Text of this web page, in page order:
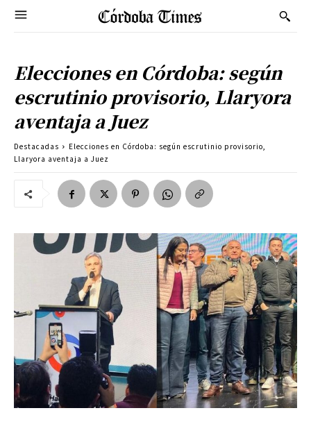
Elecciones en Córdoba: según
escrutinio provisorio, Llaryora
aventaja a Juez
Destacadas
Elecciones en Córdoba: según escrutinio provisorio,
Llaryora aventaja a Juez